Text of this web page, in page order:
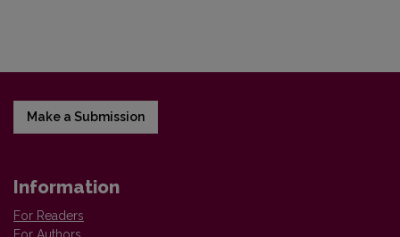
Make a Submission
Information
For Readers